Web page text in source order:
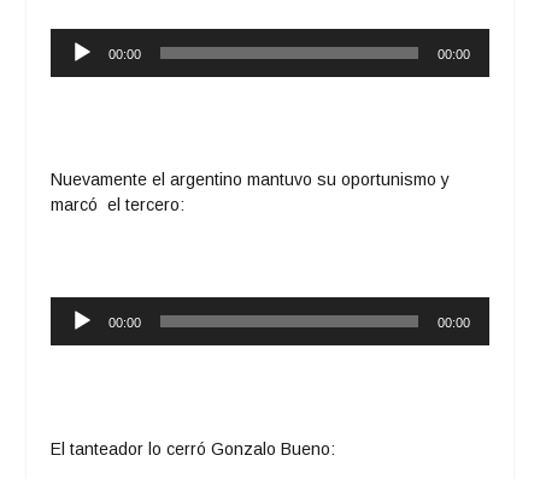
Reproductor
00:00 00:00
Nuevamente el argentino mantuvo su oportunismo y
marcó el tercero:
Reproductor
00:00 00:00
El tanteador lo cerró Gonzalo Bueno: